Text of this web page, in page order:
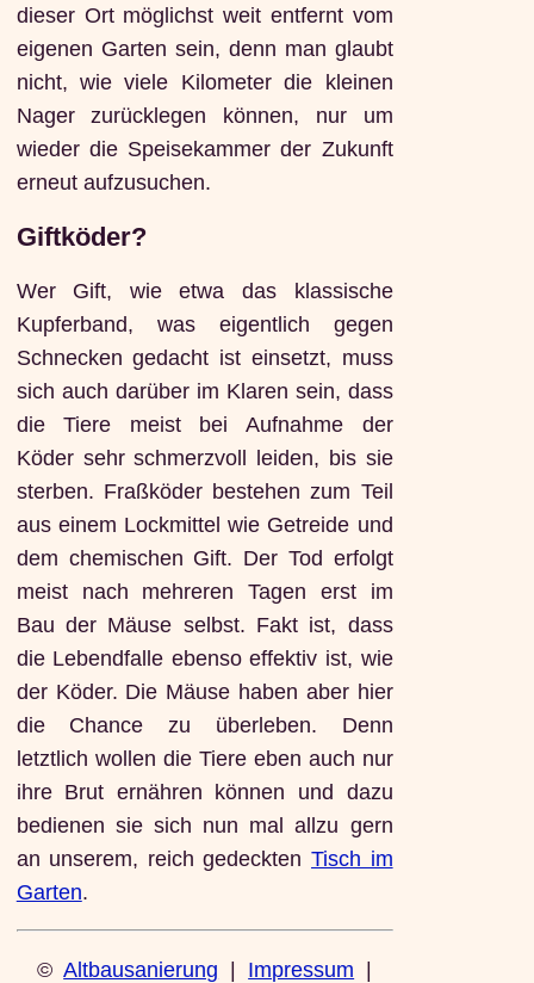
dieser Ort möglichst weit entfernt vom
eigenen Garten sein, denn man glaubt
nicht, wie viele Kilometer die kleinen
Nager zurücklegen können, nur um
wieder die Speisekammer der Zukunft
erneut aufzusuchen.
Giftköder?
Wer Gift, wie etwa das klassische
Kupferband, was eigentlich gegen
Schnecken gedacht ist einsetzt, muss
sich auch darüber im Klaren sein, dass
die Tiere meist bei Aufnahme der
Köder sehr schmerzvoll leiden, bis sie
sterben. Fraßköder bestehen zum Teil
aus einem Lockmittel wie Getreide und
dem chemischen Gift. Der Tod erfolgt
meist nach mehreren Tagen erst im
Bau der Mäuse selbst. Fakt ist, dass
die Lebendfalle ebenso effektiv ist, wie
der Köder. Die Mäuse haben aber hier
die Chance zu überleben. Denn
letztlich wollen die Tiere eben auch nur
ihre Brut ernähren können und dazu
bedienen sie sich nun mal allzu gern
an unserem, reich gedecktenTisch im
Garten.
©Altbausanierung | Impressum |